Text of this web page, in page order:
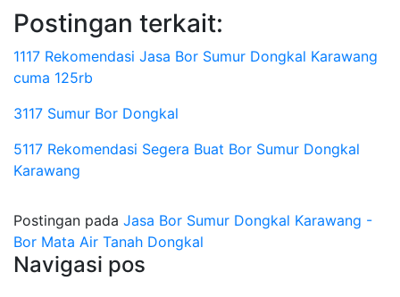
Postingan terkait:
1117 Rekomendasi Jasa Bor Sumur Dongkal Karawang
cuma 125rb
3117 Sumur Bor Dongkal
5117 Rekomendasi Segera Buat Bor Sumur Dongkal
Karawang
Postingan pada Jasa Bor Sumur Dongkal Karawang -
Bor Mata Air Tanah Dongkal
Navigasi pos